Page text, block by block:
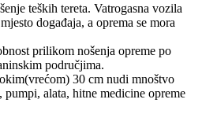
teških tereta. Vatrogasna vozila
događaja, a oprema se mora
prilikom nošenja opreme po
područjima.
30 cm nudi mnoštvo
alata, hitne medicine opreme